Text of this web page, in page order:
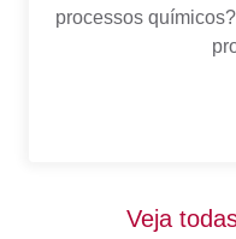
processos
Veja